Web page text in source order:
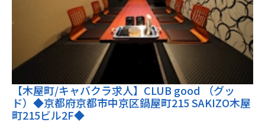
【木屋町/キャバクラ求人】CLUB good （グッ
ド）◆京都府京都市中京区鍋屋町215 SAKIZO木屋
町215ビル2F◆